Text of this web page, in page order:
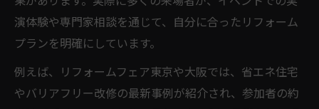
演体験や専門家相談を通じて、自分に合ったリフォーム
プランを明確にしています。
例えば、リフォームフェア東京や大阪では、省エネ住宅
やバリアフリー改修の最新事例が紹介され、参加者の約